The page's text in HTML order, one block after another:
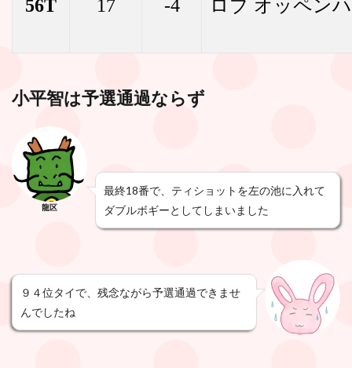
56T 17 -4 ロブ オッペン
小平智は予選通過ならず
龍区
最終18番で、ティショットを左の池に入れて
ダブルボギーとしてしまいました
９４位タイで、残念ながら予選通過できませ
んでしたね